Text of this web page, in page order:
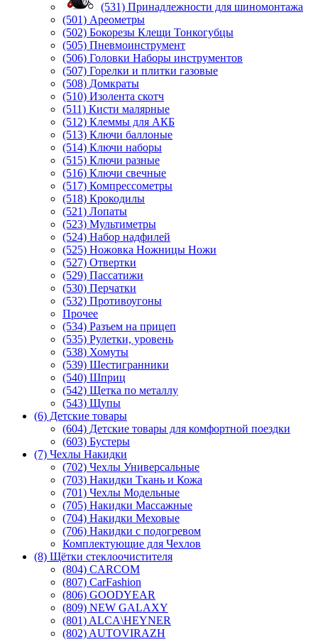
(531) Принадлежности для шиномонтажа
(501) Ареометры
(502) Бокорезы Клещи Тонкогубцы
(505) Пневмоинструмент
(506) Головки Наборы инструментов
(507) Горелки и плитки газовые
(508) Домкраты
(510) Изолента скотч
(511) Кисти малярные
(512) Клеммы для АКБ
(513) Ключи баллоные
(514) Ключи наборы
(515) Ключи разные
(516) Ключи свечные
(517) Компрессометры
(518) Крокодилы
(521) Лопаты
(523) Мультиметры
(524) Набор надфилей
(525) Ножовка Ножницы Ножи
(527) Отвертки
(529) Пассатижи
(530) Перчатки
(532) Противоугоны
Прочее
(534) Разъем на прицеп
(535) Рулетки, уровень
(538) Хомуты
(539) Шестигранники
(540) Шприц
(542) Щетка по металлу
(543) Щупы
(6) Детские товары
(604) Детские товары для комфортной поездки
(603) Бустеры
(7) Чехлы Накидки
(702) Чехлы Универсальные
(703) Накидки Ткань и Кожа
(701) Чехлы Модельные
(705) Накидки Массажные
(704) Накидки Меховые
(706) Накидки с подогревом
Комплектующие для Чехлов
(8) Щётки стеклоочистителя
(804) CARCOM
(807) CarFashion
(806) GOODYEAR
(809) NEW GALAXY
(801) ALCA\HEYNER
(802) AUTOVIRAZH